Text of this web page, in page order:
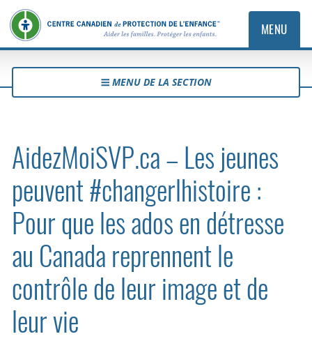
MENU
MENU DE LA SECTION
AidezMoiSVP.ca – Les jeunes
peuvent #changerlhistoire :
Pour que les ados en détresse
au Canada reprennent le
contrôle de leur image et de
leur vie